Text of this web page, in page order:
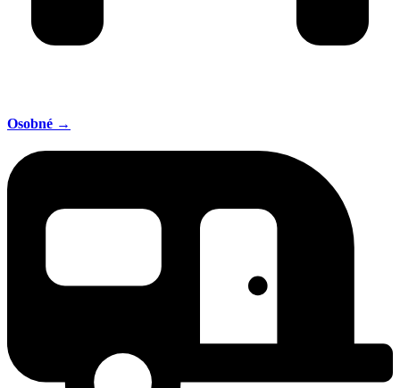
Osobné →